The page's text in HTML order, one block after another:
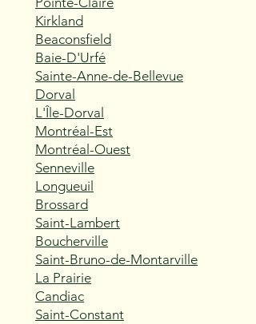
Kirkland
Beaconsfield
Baie-D'Urfé
Sainte-Anne-de-Bellevue
Dorval
L'Île-Dorval
Montréal-Est
Montréal-Ouest
Senneville
Longueuil
Brossard
Saint-Lambert
Boucherville
Saint-Bruno-de-Montarville
La Prairie
Candiac
Saint-Constant